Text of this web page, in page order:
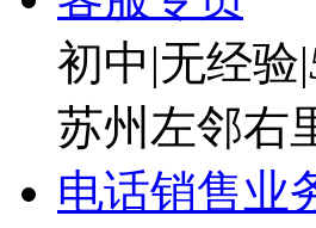
初中|无经验|
苏州左邻右
电话销售业